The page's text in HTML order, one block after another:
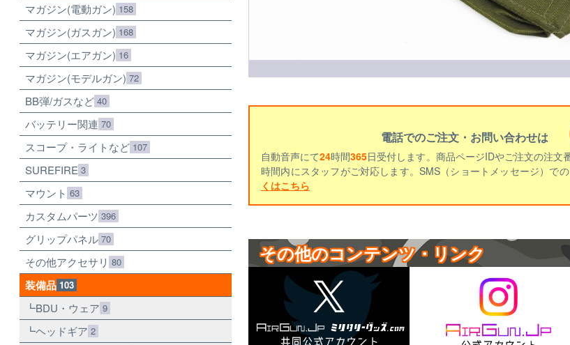
電話でのご注文・お問い合わせは
自動音声にて24時間365日受付します。商品ページIDやご注文の注文
時間内にスタッフがご対応します。SMS（ショートメッセージ）で
くはこちら
その他のコンテンツ・リンク
マガジン(電動ガン) 158
マガジン(ガスガン) 168
マガジン(エアガン) 16
マガジン(モデルガン) 72
BB弾/ガスなど 40
バッテリー関連 70
スコープ・ライトなど 107
SUREFIRE 3
マウント 63
カスタムパーツ 396
グリップパネル 70
その他アクセサリ 80
装備品 103
BDU・ウェア 9
ヘッドギア 2